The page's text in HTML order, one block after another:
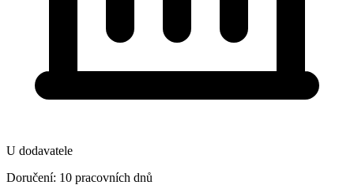
U dodavatele
Doručení: 10 pracovních dnů